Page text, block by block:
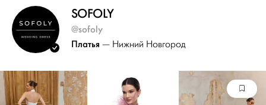
SOFOLY
@sofoly
Платья — Нижний Новгород